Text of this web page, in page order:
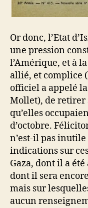
Or donc, l’Etat
une pression
l’Amérique, et à
allié, et complice
officiel a appelé
Mollet), de retirer
qu’elles
d’octobre.
n’est-il pas
indications sur
Gaza, dont il a
dont il sera
mais sur
aucun